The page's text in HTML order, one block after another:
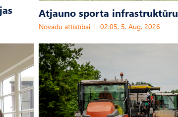
Atjauno sporta infrastruktūru
Novadu attīstībai 02:05, 5. Aug, 2026